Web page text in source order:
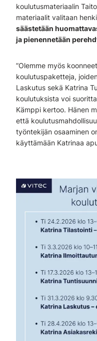
koulutusmateriaalin
materiaalit valitaan
säästetään
ja pienennetään
”Olemme myös
koulutuspaketteja,
Laskutus sekä Katrina
koulutuksista voi
Kämppi kertoo. Hänen
että
työntekijän osaaminen
käyttämään Katrinaa